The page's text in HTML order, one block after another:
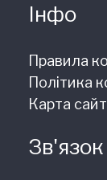
Інфо
Правила
Політика
Карта
Зв'язок